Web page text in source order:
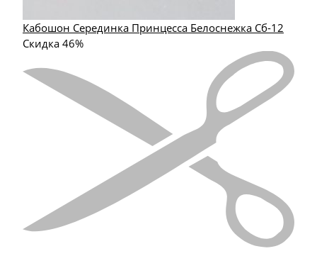
Кабошон Серединка Принцесса Белоснежка Сб-12
Скидка 46%